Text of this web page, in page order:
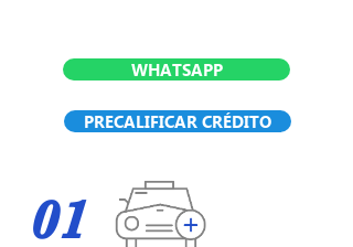
WHATSAPP
PRECALIFICAR CRÉDITO
01